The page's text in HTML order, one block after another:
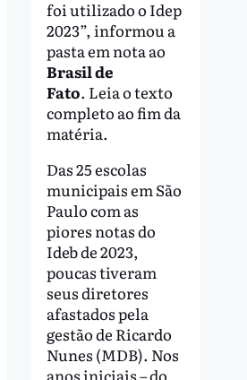
foi utilizado o Idep
2023”, informou a
pasta em nota ao
Brasil de
Fato. Leia o texto
completo ao fim da
matéria.
Das 25 escolas
municipais em São
Paulo com as
piores notas do
Ideb de 2023,
poucas tiveram
seus diretores
afastados pela
gestão de Ricardo
Nunes (MDB). Nos
anos iniciais – do